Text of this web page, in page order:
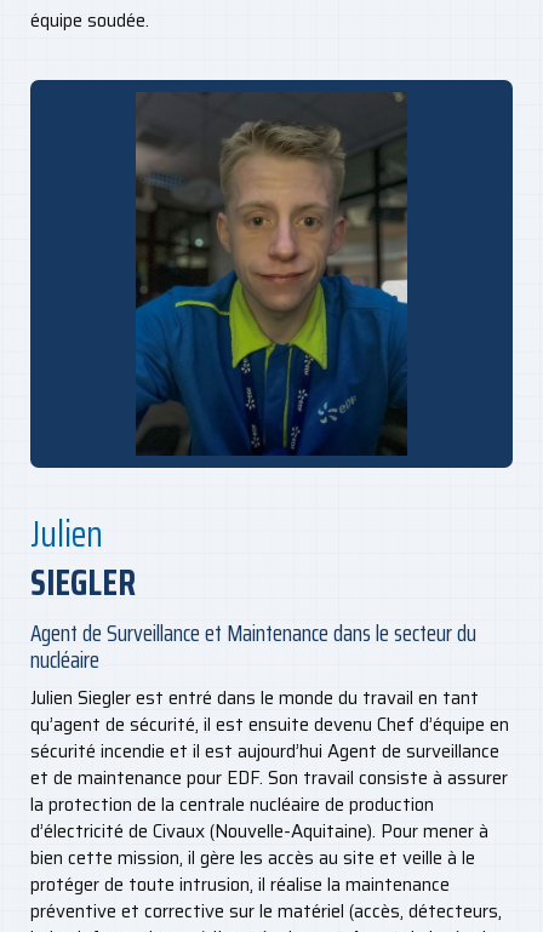
équipe soudée.
Julien
SIEGLER
Agent de Surveillance et Maintenance dans le secteur du
nucléaire
Julien Siegler est entré dans le monde du travail en tant
qu’agent de sécurité, il est ensuite devenu Chef d’équipe en
sécurité incendie et il est aujourd’hui Agent de surveillance
et de maintenance pour EDF. Son travail consiste à assurer
la protection de la centrale nucléaire de production
d’électricité de Civaux (Nouvelle-Aquitaine). Pour mener à
bien cette mission, il gère les accès au site et veille à le
protéger de toute intrusion, il réalise la maintenance
préventive et corrective sur le matériel (accès, détecteurs,